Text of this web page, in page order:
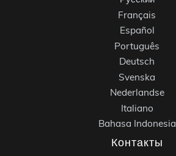
Français
Español
Português
Deutsch
Svenska
Nederlandse
Italiano
Bahasa Indonesia
Контакты